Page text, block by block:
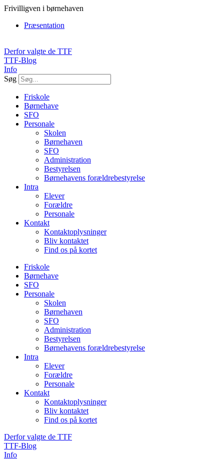
Videre
indhold
Frivilligven i børnehaven
Præsentation
Derfor valgte de TTF
TTF-Blog
Info
Søg
Friskole
Børnehave
SFO
Personale
Skolen
Børnehaven
SFO
Administration
Bestyrelsen
Børnehavens forældrebestyrelse
Intra
Elever
Forældre
Personale
Kontakt
Kontaktoplysninger
Bliv kontaktet
Find os på kortet
Friskole
Børnehave
SFO
Personale
Skolen
Børnehaven
SFO
Administration
Bestyrelsen
Børnehavens forældrebestyrelse
Intra
Elever
Forældre
Personale
Kontakt
Kontaktoplysninger
Bliv kontaktet
Find os på kortet
Derfor valgte de TTF
TTF-Blog
Info